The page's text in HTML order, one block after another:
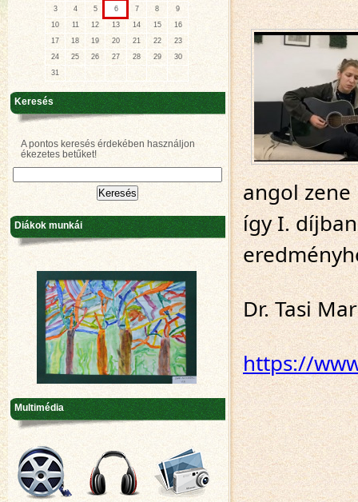
angol
így I.
Dr. Tasi
https://
3
4 5 6 7 8
9
10
11 12 13 14 15
16
17
18 19 20 21 22
23
24
25 26 27 28 29
30
31
Keresés
A pontos keresés érdekében használjon
ékezetes betűket!
Diákok munkái
Multimédia